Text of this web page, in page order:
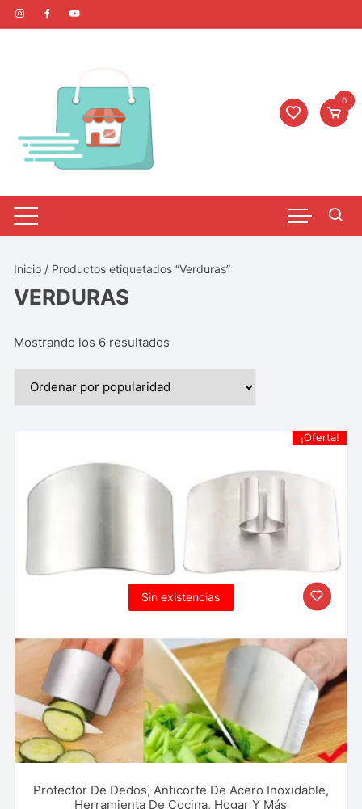
0
Inicio / Productos etiquetados “Verduras”
VERDURAS
Mostrando los 6 resultados
Sin existencias
¡Oferta!
Protector De Dedos, Anticorte De Acero Inoxidable,
Herramienta De Cocina, Hogar Y Más